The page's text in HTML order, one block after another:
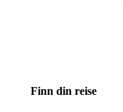
Finn din reise